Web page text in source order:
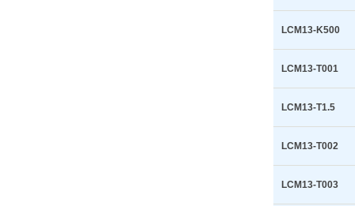
LCM13-K500
LCM13-T001
LCM13-T1.5
LCM13-T002
LCM13-T003